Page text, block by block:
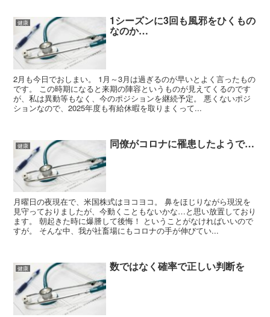
健康 1シーズンに3回も風邪をひくもの
なのか…
2月も今日でおしまい。 1月～3月は過ぎるのが早いとよく言ったもの
です。 この時期になると来期の陣容というものが見えてくるのです
が、私は異動等もなく、今のポジションを継続予定。 悪くないポジ
ションなので、2025年度も有給休暇を取りまくって...
健康 同僚がコロナに罹患したようで…
月曜日の夜現在で、米国株式はヨコヨコ。 鼻をほじりながら現況を
見守っておりましたが、今動くこともないかな…と思い放置しており
ます。 朝起きた時に爆謄して後悔！ ということがなければいいので
すが。 そんな中、我が社畜場にもコロナの手が伸びてい...
健康 数ではなく確率で正しい判断を